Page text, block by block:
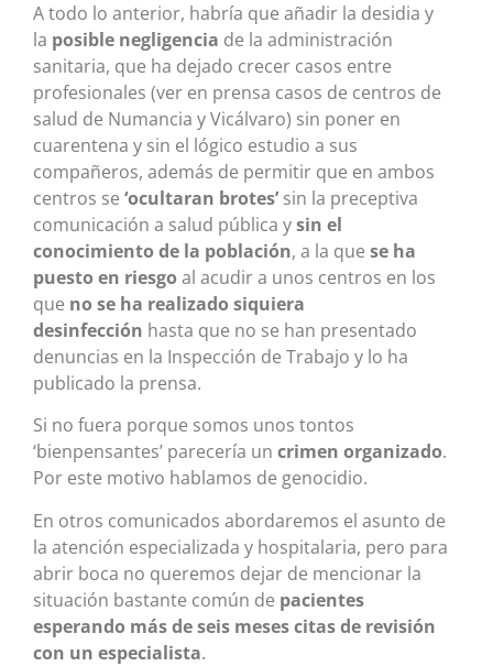
A todo lo anterior, habría que añadir la desidia y
la posible negligencia de la administración
sanitaria, que ha dejado crecer casos entre
profesionales (ver en prensa casos de centros de
salud de Numancia y Vicálvaro) sin poner en
cuarentena y sin el lógico estudio a sus
compañeros, además de permitir que en ambos
centros se ‘ocultaran brotes’ sin la preceptiva
comunicación a salud pública ysin el
conocimiento de la población, a la que se ha
puesto en riesgo al acudir a unos centros en los
que no se ha realizado siquiera
desinfección hasta que no se han presentado
denuncias en la Inspección de Trabajo y lo ha
publicado la prensa.
Si no fuera porque somos unos tontos
‘bienpensantes’ parecería un crimen organizado.
Por este motivo hablamos de genocidio.
En otros comunicados abordaremos el asunto de
la atención especializada y hospitalaria, pero para
abrir boca no queremos dejar de mencionar la
situación bastante común de pacientes
esperando más de seis meses citas de revisión
con un especialista.